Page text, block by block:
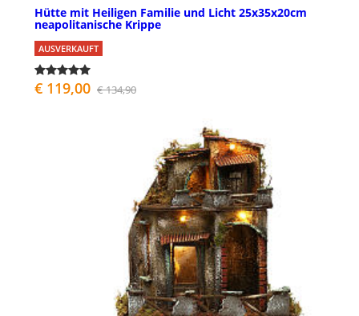
Hütte mit Heiligen Familie und Licht 25x35x20cm
neapolitanische Krippe
AUSVERKAUFT
€ 119,00 € 134,90